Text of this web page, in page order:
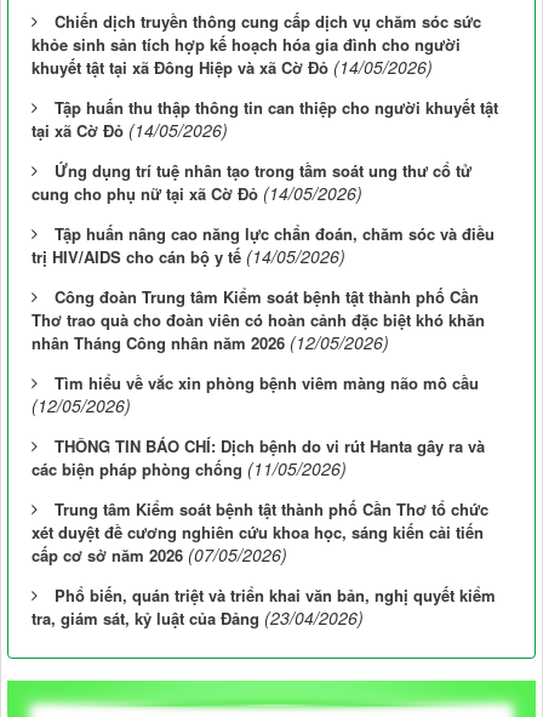
Chiến dịch truyền thông cung cấp dịch vụ chăm sóc sức
khỏe sinh sản tích hợp kế hoạch hóa gia đình cho người
khuyết tật tại xã Đông Hiệp và xã Cờ Đỏ (14/05/2026)
Tập huấn thu thập thông tin can thiệp cho người khuyết tật
tại xã Cờ Đỏ (14/05/2026)
Ứng dụng trí tuệ nhân tạo trong tầm soát ung thư cổ tử
cung cho phụ nữ tại xã Cờ Đỏ (14/05/2026)
Tập huấn nâng cao năng lực chẩn đoán, chăm sóc và điều
trị HIV/AIDS cho cán bộ y tế (14/05/2026)
Công đoàn Trung tâm Kiểm soát bệnh tật thành phố Cần
Thơ trao quà cho đoàn viên có hoàn cảnh đặc biệt khó khăn
nhân Tháng Công nhân năm 2026 (12/05/2026)
Tìm hiểu về vắc xin phòng bệnh viêm màng não mô cầu
(12/05/2026)
THÔNG TIN BÁO CHÍ: Dịch bệnh do vi rút Hanta gây ra và
các biện pháp phòng chống (11/05/2026)
Trung tâm Kiểm soát bệnh tật thành phố Cần Thơ tổ chức
xét duyệt đề cương nghiên cứu khoa học, sáng kiến cải tiến
cấp cơ sở năm 2026 (07/05/2026)
Phổ biến, quán triệt và triển khai văn bản, nghị quyết kiểm
tra, giám sát, kỷ luật của Đảng (23/04/2026)